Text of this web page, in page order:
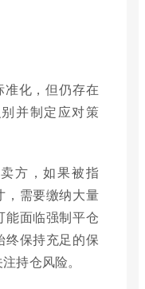
化，但仍存在
并制定应对策
方，如果被指
，需要缴纳大量
能面临强制平仓
终保持充足的保
持仓风险。